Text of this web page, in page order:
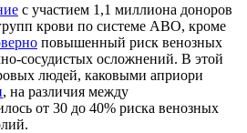
с участием 1,1 миллиона доноров
крови по системе ABО, кроме
повышенный риск венозных
сосудистых осложнений. В этой
людей, каковыми априори
, на различия между
от 30 до 40% риска венозных